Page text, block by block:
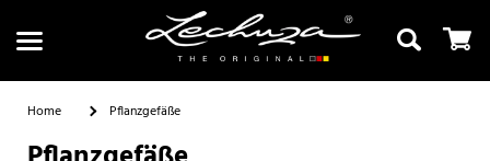
Home Pflanzgefäße